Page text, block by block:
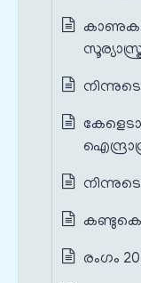
കാണുക
രംഗം